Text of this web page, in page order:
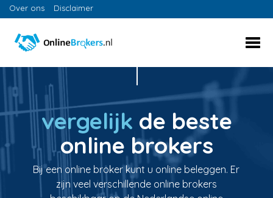
Over ons Disclaimer
vergelijk de beste
online brokers
Bij een online broker kunt u online beleggen. Er
zijn veel verschillende online brokers